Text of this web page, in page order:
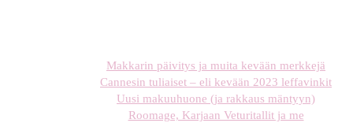
Makkarin päivitys ja muita kevään merkkejä
Cannesin tuliaiset – eli kevään 2023 leffavinkit
Uusi makuuhuone (ja rakkaus mäntyyn)
Roomage, Karjaan Veturitallit ja me